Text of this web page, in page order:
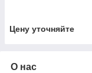
Цену уточняйте
О нас